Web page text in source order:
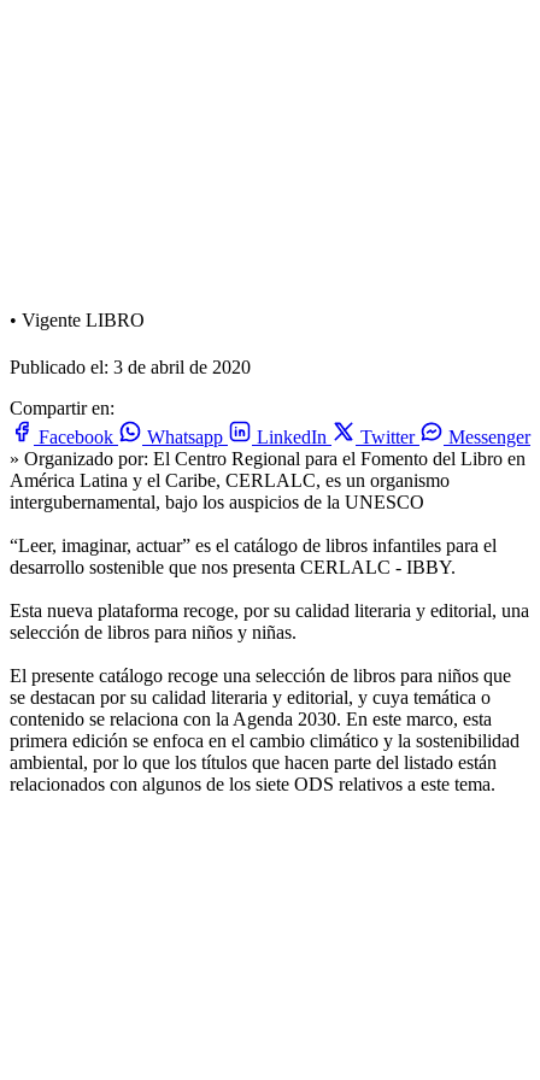
• Vigente LIBRO
Publicado el: 3 de abril de 2020
Compartir en:
Facebook
Whatsapp LinkedIn Twitter
Messenger
» Organizado por: El Centro Regional para el Fomento del Libro en
América Latina y el Caribe, CERLALC, es un organismo
intergubernamental, bajo los auspicios de la UNESCO
“Leer, imaginar, actuar” es el catálogo de libros infantiles para el
desarrollo sostenible que nos presenta CERLALC - IBBY.
Esta nueva plataforma recoge, por su calidad literaria y editorial, una
selección de libros para niños y niñas.
El presente catálogo recoge una selección de libros para niños que
se destacan por su calidad literaria y editorial, y cuya temática o
contenido se relaciona con la Agenda 2030. En este marco, esta
primera edición se enfoca en el cambio climático y la sostenibilidad
ambiental, por lo que los títulos que hacen parte del listado están
relacionados con algunos de los siete ODS relativos a este tema.